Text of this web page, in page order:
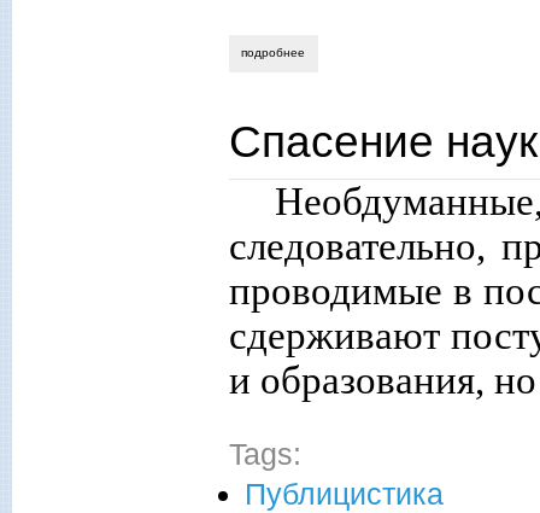
подробнее
Спасение
следовательно,
проводимые в
сдерживают
и образования,
Tags:
Публицистика